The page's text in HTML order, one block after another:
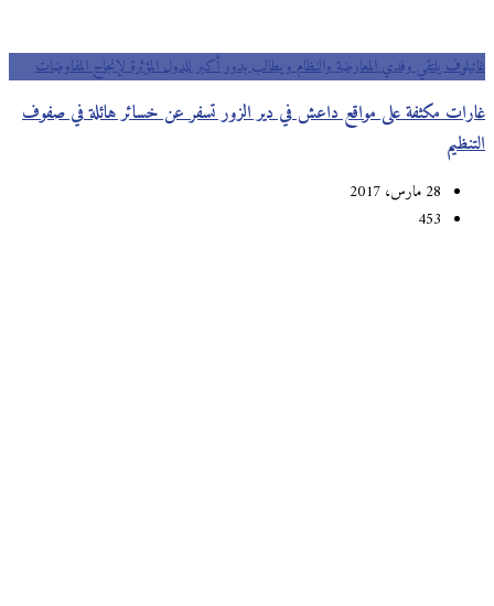
غاتيلوف يلتقي وفدي المعارضة والنظام ويطالب بدور أكبر للدول المؤثرة لإنجاح المفاوضات
غارات مكثفة على مواقع داعش في دير الزور تسفر عن خسائر هائلة في صفوف
التنظيم
28 مارس، 2017
453